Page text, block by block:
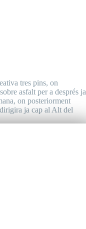
tres pins, on
sobre asfalt per a després ja
on posteriorment
ja cap al Alt del